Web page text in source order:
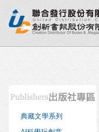
榜 出版社專區
典藏文學系列